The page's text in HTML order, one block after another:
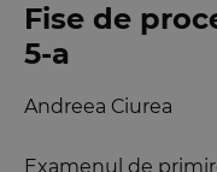
Fise de
5-a
Examenul de
Andreea Ciurea